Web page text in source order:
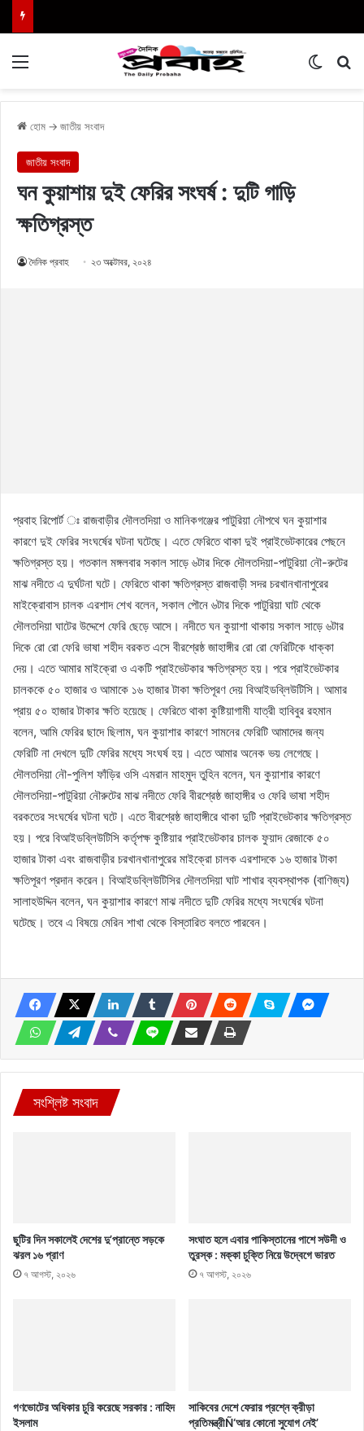
হোম → জাতীয় সংবাদ
জাতীয় সংবাদ
ঘন কুয়াশায় দুই ফেরির সংঘর্ষ : দুটি গাড়ি
ক্ষতিগ্রস্ত
দৈনিক প্রবাহ ২৩ অক্টোবর, ২০২৪
প্রবাহ রিপোর্ট ঃ রাজবাড়ীর দৌলতদিয়া ও মানিকগঞ্জের পাটুরিয়া নৌপথে ঘন কুয়াশার
কারণে দুই ফেরির সংঘর্ষের ঘটনা ঘটেছে। এতে ফেরিতে থাকা দুই প্রাইভেটকারের পেছনে
ক্ষতিগ্রস্ত হয়। গতকাল মঙ্গলবার সকাল সাড়ে ৬টার দিকে দৌলতদিয়া-পাটুরিয়া নৌ-রুটের
মাঝ নদীতে এ দুর্ঘটনা ঘটে। ফেরিতে থাকা ক্ষতিগ্রস্ত রাজবাড়ী সদর চরখানখানাপুরের
মাইক্রোবাস চালক এরশাদ শেখ বলেন, সকাল পৌনে ৬টার দিকে পাটুরিয়া ঘাট থেকে
দৌলতদিয়া ঘাটের উদ্দেশে ফেরি ছেড়ে আসে। নদীতে ঘন কুয়াশা থাকায় সকাল সাড়ে ৬টার
দিকে রো রো ফেরি ভাষা শহীদ বরকত এসে বীরশ্রেষ্ঠ জাহাঙ্গীর রো রো ফেরিটিকে ধাক্কা
দেয়। এতে আমার মাইক্রো ও একটি প্রাইভেটকার ক্ষতিগ্রস্ত হয়। পরে প্রাইভেটকার
চালককে ৫০ হাজার ও আমাকে ১৬ হাজার টাকা ক্ষতিপূরণ দেয় বিআইডব্লিউটিসি। আমার
প্রায় ৫০ হাজার টাকার ক্ষতি হয়েছে। ফেরিতে থাকা কুষ্টিয়াগামী যাত্রী হাবিবুর রহমান
বলেন, আমি ফেরির ছাদে ছিলাম, ঘন কুয়াশার কারণে সামনের ফেরিটি আমাদের জন্য
ফেরিটি না দেখলে দুটি ফেরির মধ্যে সংঘর্ষ হয়। এতে আমার অনেক ভয় লেগেছে।
দৌলতদিয়া নৌ-পুলিশ ফাঁড়ির ওসি এমরান মাহমুদ তুহিন বলেন, ঘন কুয়াশার কারণে
দৌলতদিয়া-পাটুরিয়া নৌরুটের মাঝ নদীতে ফেরি বীরশ্রেষ্ঠ জাহাঙ্গীর ও ফেরি ভাষা শহীদ
বরকতের সংঘর্ষের ঘটনা ঘটে। এতে বীরশ্রেষ্ঠ জাহাঙ্গীরে থাকা দুটি প্রাইভেটকার ক্ষতিগ্রস্ত
হয়। পরে বিআইডব্লিউটিসি কর্তৃপক্ষ কুষ্টিয়ার প্রাইভেটকার চালক ফুয়াদ রেজাকে ৫০
হাজার টাকা এবং রাজবাড়ীর চরখানখানাপুরের মাইক্রো চালক এরশাদকে ১৬ হাজার টাকা
ক্ষতিপূরণ প্রদান করেন। বিআইডব্লিউটিসির দৌলতদিয়া ঘাট শাখার ব্যবস্থাপক (বাণিজ্য)
সালাহউদ্দিন বলেন, ঘন কুয়াশার কারণে মাঝ নদীতে দুটি ফেরির মধ্যে সংঘর্ষের ঘটনা
ঘটেছে। তবে এ বিষয়ে মেরিন শাখা থেকে বিস্তারিত বলতে পারবেন।
সংশ্লিষ্ট সংবাদ
ছুটির দিন সকালেই দেশের দু’প্রান্তে সড়কে
ঝরল ১৬ প্রাণ
৭ আগস্ট, ২০২৬
সংঘাত হলে এবার পাকিস্তানের পাশে সউদী ও
তুরস্ক : মক্কা চুক্তি নিয়ে উদ্বেগে ভারত
৭ আগস্ট, ২০২৬
গণভোটের অধিকার চুরি করেছে সরকার : নাহিদ
ইসলাম
সাকিবের দেশে ফেরার প্রশ্নে ক্রীড়া
প্রতিমন্ত্রীÑ‘আর কোনো সুযোগ নেই’